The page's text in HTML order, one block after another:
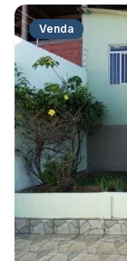
Venda